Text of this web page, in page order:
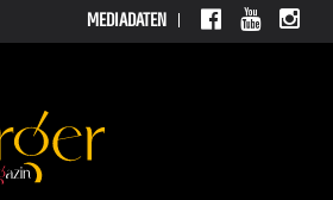
MEDIADATEN